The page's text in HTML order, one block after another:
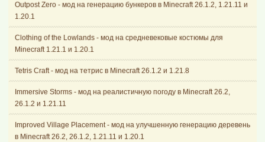
Outpost Zero - мод на генерацию бункеров в Minecraft 26.1.2, 1.21.11 и
1.20.1
Clothing of the Lowlands - мод на средневековые костюмы для
Minecraft 1.21.1 и 1.20.1
Tetris Craft - мод на тетрис в Minecraft 26.1.2 и 1.21.8
Immersive Storms - мод на реалистичную погоду в Minecraft 26.2,
26.1.2 и 1.21.11
Improved Village Placement - мод на улучшенную генерацию деревень
в Minecraft 26.2, 26.1.2, 1.21.11 и 1.20.1